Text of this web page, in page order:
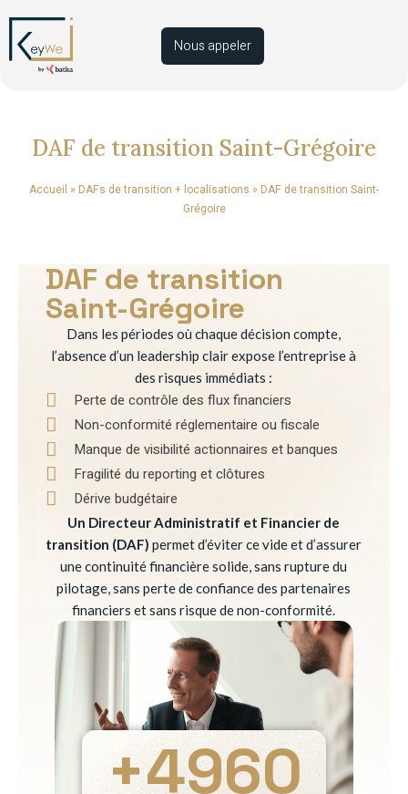
Nous appeler
DAF de transition Saint-Grégoire
Accueil » DAFs de transition + localisations » DAF de transition Saint-
Grégoire
DAF de transition
Saint-Grégoire
Dans les périodes où chaque décision compte,
l’absence d’un leadership clair expose l’entreprise à
des risques immédiats :
Perte de contrôle des flux financiers
Non-conformité réglementaire ou fiscale
Manque de visibilité actionnaires et banques
Fragilité du reporting et clôtures
Dérive budgétaire
Un Directeur Administratif et Financier de
transition (DAF) permet d’éviter ce vide et d’assurer
une continuité financière solide, sans rupture du
pilotage, sans perte de confiance des partenaires
financiers et sans risque de non-conformité.
+4960